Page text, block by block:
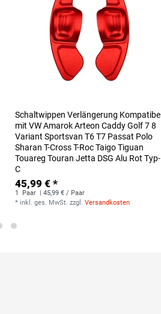
Schaltwippen Verlängerung Kompatibel
mit VW Amarok Arteon Caddy Golf 7 8
Variant Sportsvan T6 T7 Passat Polo
Sharan T-Cross T-Roc Taigo Tiguan
Touareg Touran Jetta DSG Alu Rot Typ-
C
45,99 € *
1 Paar
| 45,99 € / Paar
* inkl. ges. MwSt. zzgl.Versandkosten